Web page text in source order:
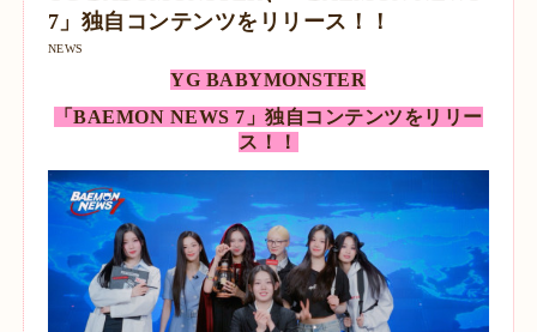
7」独自コンテンツをリリース！！
NEWS
YG BABYMONSTER
「BAEMON NEWS 7」独自コンテンツをリリー
ス！！